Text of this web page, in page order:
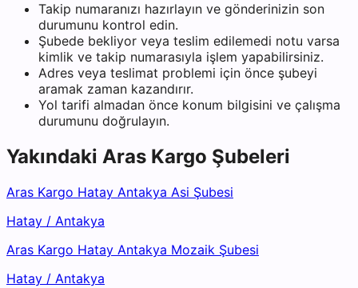
Takip numaranızı hazırlayın ve gönderinizin son
durumunu kontrol edin.
Şubede bekliyor veya teslim edilemedi notu varsa
kimlik ve takip numarasıyla işlem yapabilirsiniz.
Adres veya teslimat problemi için önce şubeyi
aramak zaman kazandırır.
Yol tarifi almadan önce konum bilgisini ve çalışma
durumunu doğrulayın.
Yakındaki Aras Kargo Şubeleri
Aras Kargo Hatay Antakya Asi Şubesi
Hatay / Antakya
Aras Kargo Hatay Antakya Mozaik Şubesi
Hatay / Antakya